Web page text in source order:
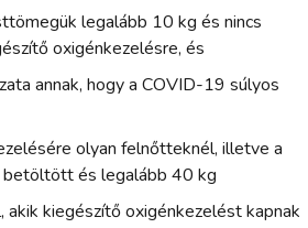
legalább 10 kg és nincs
oxigénkezelésre, és
annak, hogy a COVID-19 súlyos
olyan felnőtteknél, illetve a
és legalább 40 kg
kiegészítő oxigénkezelést kapnak